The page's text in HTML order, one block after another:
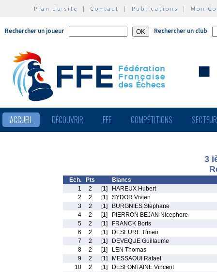
Plan du site | Contact | Publications | Mon
Rechercher un joueur Rechercher un club
ACCUEIL DÉCOUVRIR FFE COMPÉTITIONS
3
Ech. Pts
Blancs
1
2 [1]
HAREUX Hubert
2
2 [1]
SYDOR Vivien
3
2 [1]
BURGNIES Stephane
4
2 [1]
PIERRON BEJAN Nicephore
5
2 [1]
FRANCK Boris
6
2 [1]
DESEURE Timeo
7
2 [1]
DEVEQUE Guillaume
8
2 [1]
LEN Thomas
9
2 [1]
MESSAOUI Rafael
10
2 [1]
DESFONTAINE Vincent